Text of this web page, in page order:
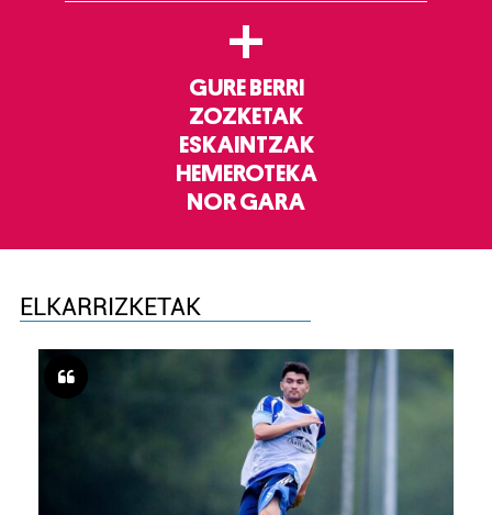
+
GURE BERRI
ZOZKETAK
ESKAINTZAK
HEMEROTEKA
NOR GARA
ELKARRIZKETAK